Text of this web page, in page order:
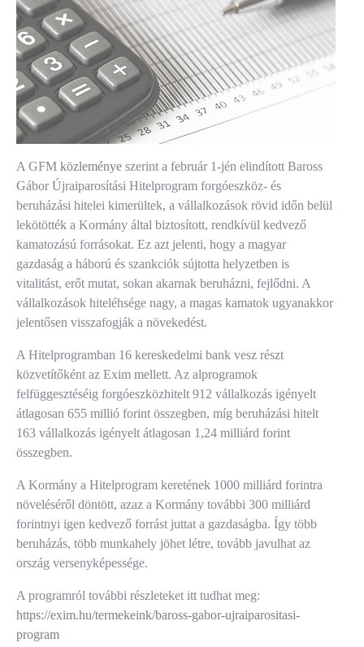
A GFM közleménye szerint a február 1-jén elindított Baross
Gábor Újraiparosítási Hitelprogram forgóeszköz- és
beruházási hitelei kimerültek, a vállalkozások rövid időn belül
lekötötték a Kormány által biztosított, rendkívül kedvező
kamatozású forrásokat. Ez azt jelenti, hogy a magyar
gazdaság a háború és szankciók sújtotta helyzetben is
vitalitást, erőt mutat, sokan akarnak beruházni, fejlődni. A
vállalkozások hiteléhsége nagy, a magas kamatok ugyanakkor
jelentősen visszafogják a növekedést.
A Hitelprogramban 16 kereskedelmi bank vesz részt
közvetítőként az Exim mellett. Az alprogramok
felfüggesztéséig forgóeszközhitelt 912 vállalkozás igényelt
átlagosan 655 millió forint összegben, míg beruházási hitelt
163 vállalkozás igényelt átlagosan 1,24 milliárd forint
összegben.
A Kormány a Hitelprogram keretének 1000 milliárd forintra
növeléséről döntött, azaz a Kormány további 300 milliárd
forintnyi igen kedvező forrást juttat a gazdaságba. Így több
beruházás, több munkahely jöhet létre, tovább javulhat az
ország versenyképessége.
A programról további részleteket itt tudhat meg:
https://exim.hu/termekeink/baross-gabor-ujraiparositasi-
program